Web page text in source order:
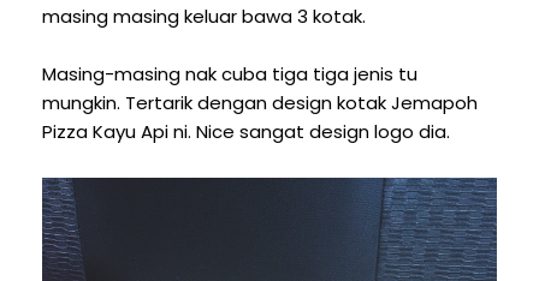
masing masing keluar bawa 3 kotak.
Masing-masing nak cuba tiga tiga jenis tu
mungkin. Tertarik dengan design kotak Jemapoh
Pizza Kayu Api ni. Nice sangat design logo dia.